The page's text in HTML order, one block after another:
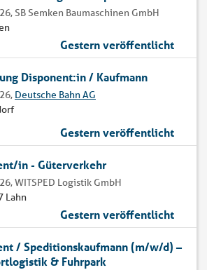
SB Semken Baumaschinen GmbH
Gestern veröffentlicht
Disponent:in / Kaufmann
Deutsche Bahn AG
Gestern veröffentlicht
in - Güterverkehr
WITSPED Logistik GmbH
Lahn
Gestern veröffentlicht
/ Speditionskaufmann (m/w/d) –
& Fuhrpark